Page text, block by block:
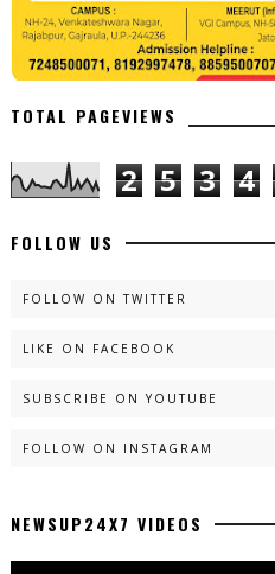
TOTAL PAGEVIEWS
2 5 3 4
FOLLOW US
FOLLOW ON TWITTER
LIKE ON FACEBOOK
SUBSCRIBE ON YOUTUBE
FOLLOW ON INSTAGRAM
NEWSUP24X7 VIDEOS